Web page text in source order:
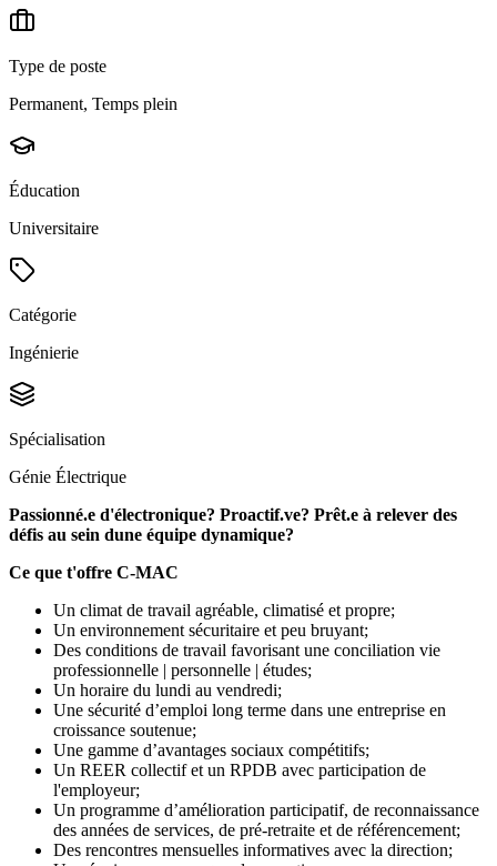
Type de poste
Permanent, Temps plein
Éducation
Universitaire
Catégorie
Ingénierie
Spécialisation
Génie Électrique
Passionné.e d'électronique? Proactif.ve? Prêt.e à relever des
défis au sein dune équipe dynamique?
Ce que t'offre C-MAC
Un climat de travail agréable, climatisé et propre;
Un environnement sécuritaire et peu bruyant;
Des conditions de travail favorisant une conciliation vie
professionnelle | personnelle | études;
Un horaire du lundi au vendredi;
Une sécurité d’emploi long terme dans une entreprise en
croissance soutenue;
Une gamme d’avantages sociaux compétitifs;
Un REER collectif et un RPDB avec participation de
l'employeur;
Un programme d’amélioration participatif, de reconnaissance
des années de services, de pré-retraite et de référencement;
Des rencontres mensuelles informatives avec la direction;